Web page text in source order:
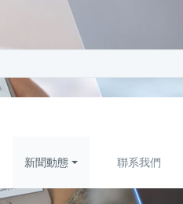
新聞動態 聯系我們